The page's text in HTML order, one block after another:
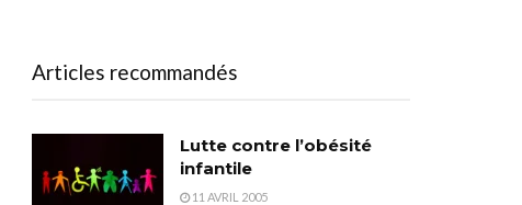
Articles recommandés
Lutte contre l’obésité
infantile
11 AVRIL 2005